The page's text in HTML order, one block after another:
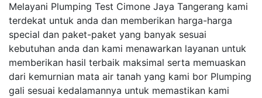
Melayani Plumping Test Cimone Jaya Tangerang kami
terdekat untuk anda dan memberikan harga-harga
special dan paket-paket yang banyak sesuai
kebutuhan anda dan kami menawarkan layanan untuk
memberikan hasil terbaik maksimal serta memuaskan
dari kemurnian mata air tanah yang kami bor Plumping
gali sesuai kedalamannya untuk memastikan kami